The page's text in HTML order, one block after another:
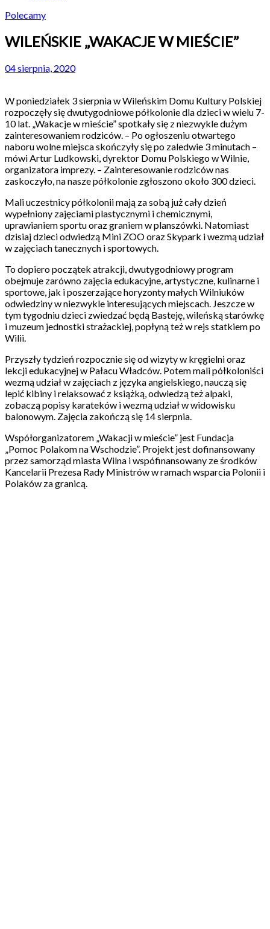
Polecamy
WILEŃSKIE „WAKACJE W MIEŚCIE”
04 sierpnia, 2020
W poniedziałek 3 sierpnia w Wileńskim Domu Kultury Polskiej
rozpoczęły się dwutygodniowe półkolonie dla dzieci w wielu 7-
10 lat. „Wakacje w mieście” spotkały się z niezwykle dużym
zainteresowaniem rodziców. – Po ogłoszeniu otwartego
naboru wolne miejsca skończyły się po zaledwie 3 minutach –
mówi Artur Ludkowski, dyrektor Domu Polskiego w Wilnie,
organizatora imprezy. – Zainteresowanie rodziców nas
zaskoczyło, na nasze półkolonie zgłoszono około 300 dzieci.
Mali uczestnicy półkolonii mają za sobą już cały dzień
wypełniony zajęciami plastycznymi i chemicznymi,
uprawianiem sportu oraz graniem w planszówki. Natomiast
dzisiaj dzieci odwiedzą Mini ZOO oraz Skypark i wezmą udział
w zajęciach tanecznych i sportowych.
To dopiero początek atrakcji, dwutygodniowy program
obejmuje zarówno zajęcia edukacyjne, artystyczne, kulinarne i
sportowe, jak i poszerzające horyzonty małych Wilniuków
odwiedziny w niezwykle interesujących miejscach. Jeszcze w
tym tygodniu dzieci zwiedzać będą Basteję, wileńską starówkę
i muzeum jednostki strażackiej, popłyną też w rejs statkiem po
Wilii.
Przyszły tydzień rozpocznie się od wizyty w kręgielni oraz
lekcji edukacyjnej w Pałacu Władców. Potem mali półkoloniści
wezmą udział w zajęciach z języka angielskiego, nauczą się
lepić kibiny i relaksować z książką, odwiedzą też alpaki,
zobaczą popisy karateków i wezmą udział w widowisku
balonowym. Zajęcia zakończą się 14 sierpnia.
Współorganizatorem „Wakacji w mieście” jest Fundacja
„Pomoc Polakom na Wschodzie”. Projekt jest dofinansowany
przez samorząd miasta Wilna i wspófinansowany ze środków
Kancelarii Prezesa Rady Ministrów w ramach wsparcia Polonii i
Polaków za granicą.